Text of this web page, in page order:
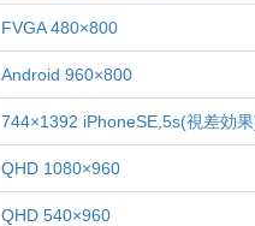
FVGA 480×800
Android 960×800
744×1392 iPhoneSE,5s(視差効
QHD 1080×960
QHD 540×960